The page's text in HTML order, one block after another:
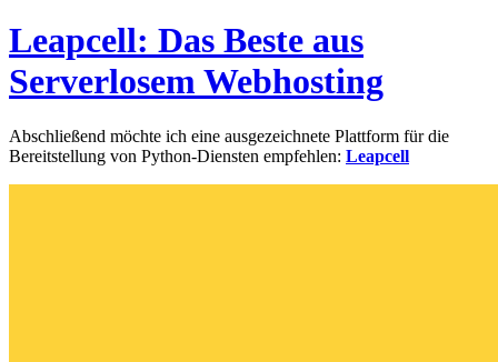
Leapcell: Das Beste aus
Serverlosem Webhosting
Abschließend möchte ich eine ausgezeichnete Plattform für die
Bereitstellung von Python-Diensten empfehlen: Leapcell